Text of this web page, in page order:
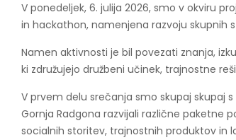
V ponedeljek, 6. julija 2026, smo v okviru
in hackathon, namenjena razvoju skupnih
Namen aktivnosti je bil povezati znanja,
ki združujejo družbeni učinek, trajnostne
V prvem delu srečanja smo skupaj skupaj
Gornja Radgona razvijali različne paketne
socialnih storitev, trajnostnih produktov in